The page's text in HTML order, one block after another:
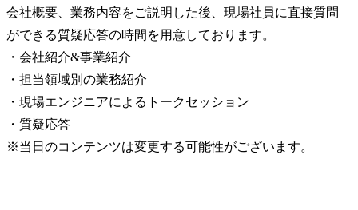
会社概要、業務内容をご説明した後、現場社員に直接質問
ができる質疑応答の時間を用意しております。
・会社紹介&事業紹介
・担当領域別の業務紹介
・現場エンジニアによるトークセッション
・質疑応答
※当日のコンテンツは変更する可能性がございます。